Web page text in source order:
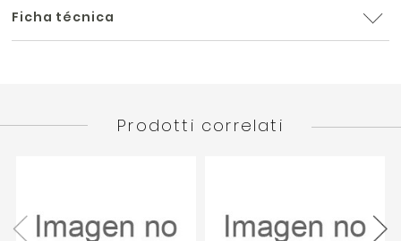
Ficha técnica
Prodotti correlati